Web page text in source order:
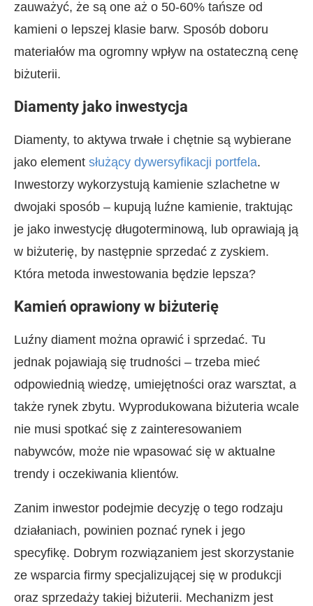
zauważyć, że są one aż o 50-60% tańsze od
kamieni o lepszej klasie barw. Sposób doboru
materiałów ma ogromny wpływ na ostateczną cenę
biżuterii.
Diamenty jako inwestycja
Diamenty, to aktywa trwałe i chętnie są wybierane
jako element służący dywersyfikacji portfela.
Inwestorzy wykorzystują kamienie szlachetne w
dwojaki sposób – kupują luźne kamienie, traktując
je jako inwestycję długoterminową, lub oprawiają ją
w biżuterię, by następnie sprzedać z zyskiem.
Która metoda inwestowania będzie lepsza?
Kamień oprawiony w biżuterię
Luźny diament można oprawić i sprzedać. Tu
jednak pojawiają się trudności – trzeba mieć
odpowiednią wiedzę, umiejętności oraz warsztat, a
także rynek zbytu. Wyprodukowana biżuteria wcale
nie musi spotkać się z zainteresowaniem
nabywców, może nie wpasować się w aktualne
trendy i oczekiwania klientów.
Zanim inwestor podejmie decyzję o tego rodzaju
działaniach, powinien poznać rynek i jego
specyfikę. Dobrym rozwiązaniem jest skorzystanie
ze wsparcia firmy specjalizującej się w produkcji
oraz sprzedaży takiej biżuterii. Mechanizm jest